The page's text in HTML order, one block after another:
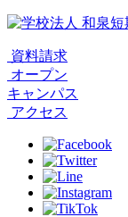
資料請求
オープン
キャンパス
アクセス